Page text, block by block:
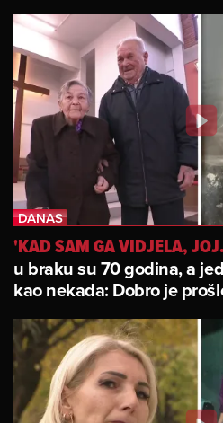
'KAD SAM GA VIDJELA,
u braku su 70 godina, a
kao nekada: Dobro je